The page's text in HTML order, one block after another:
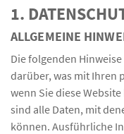
1.
ALLGEMEINE
Die folgenden
darüber, was mit Ihren
wenn Sie diese
sind alle Daten, mit
können. Ausführliche